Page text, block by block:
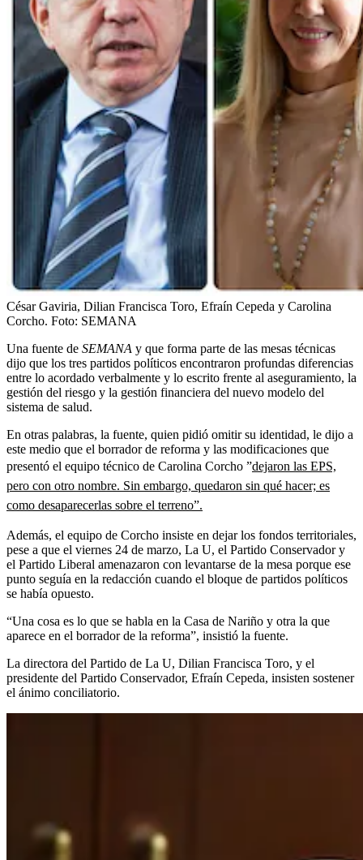
César Gaviria, Dilian Francisca Toro, Efraín Cepeda y Carolina
Corcho. Foto: SEMANA
Una fuente de SEMANA y que forma parte de las mesas técnicas
dijo que los tres partidos políticos encontraron profundas diferencias
entre lo acordado verbalmente y lo escrito frente al aseguramiento, la
gestión del riesgo y la gestión financiera del nuevo modelo del
sistema de salud.
En otras palabras, la fuente, quien pidió omitir su identidad, le dijo a
este medio que el borrador de reforma y las modificaciones que
presentó el equipo técnico de Carolina Corcho ”dejaron las EPS,
pero con otro nombre. Sin embargo, quedaron sin qué hacer; es
como desaparecerlas sobre el terreno”.
Además, el equipo de Corcho insiste en dejar los fondos territoriales,
pese a que el viernes 24 de marzo, La U, el Partido Conservador y
el Partido Liberal amenazaron con levantarse de la mesa porque ese
punto seguía en la redacción cuando el bloque de partidos políticos
se había opuesto.
“Una cosa es lo que se habla en la Casa de Nariño y otra la que
aparece en el borrador de la reforma”, insistió la fuente.
La directora del Partido de La U, Dilian Francisca Toro, y el
presidente del Partido Conservador, Efraín Cepeda, insisten sostener
el ánimo conciliatorio.